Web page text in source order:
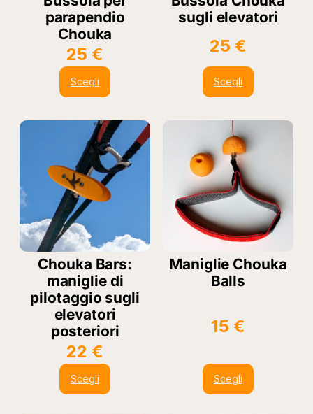
parapendio
Chouka
25 €
Scegli
sugli elevatori
25 €
Scegli
Chouka Bars:
maniglie di
pilotaggio sugli
elevatori
posteriori
22 €
Scegli
Maniglie Chouka
Balls
15 €
Scegli